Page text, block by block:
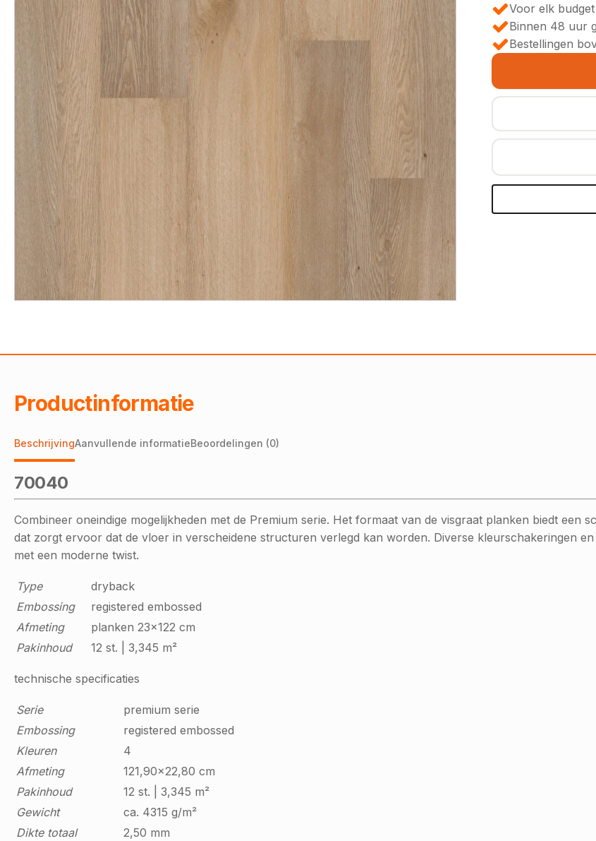
Voor elk
Binnen 48 uur
Bestellingen
Productinformatie
BeschrijvingAanvullende informatieBeoordelingen (0)
70040
Combineer oneindige mogelijkheden met de Premium serie. Het formaat van de visgraat planken biedt een
dat zorgt ervoor dat de vloer in verscheidene structuren verlegd kan worden. Diverse kleurschakeringen
met een moderne twist.
Type
dryback
Embossing
registered embossed
Afmeting
planken 23x122 cm
Pakinhoud
12 st. | 3,345 m²
technische specificaties
Serie
premium serie
Embossing
registered embossed
Kleuren
4
Afmeting
121,90x22,80 cm
Pakinhoud
12 st. | 3,345 m²
Gewicht
ca. 4315 g/m²
Dikte totaal
2,50 mm